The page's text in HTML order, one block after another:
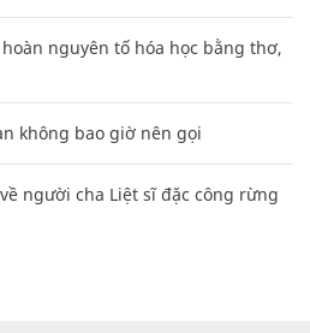
nguyên tố hóa học bằng thơ,
không bao giờ nên gọi
người cha Liệt sĩ đặc công rừng